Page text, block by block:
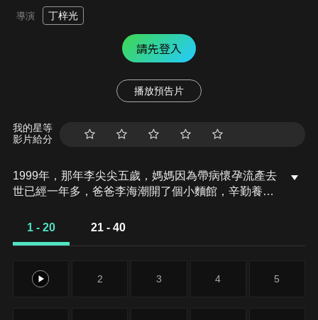
導演 丁梓光
請先登入
播放預告片
我的星等
影片給分
1999年，那年李尖尖五歲，媽媽因為帶病懷孕流產去
世已經一年多，爸爸李海潮開了個小麵館，辛勤養育
李尖尖一直想要個哥哥，看到凌霄非常喜歡，多次主
起討厭。賀梅帶賀子秋到李家做客。社區裡有小朋友
想要欺負凌霄，李尖尖跟他們打架，賀子秋也衝上去
1 - 20 21 - 40
1 2 3 4 5